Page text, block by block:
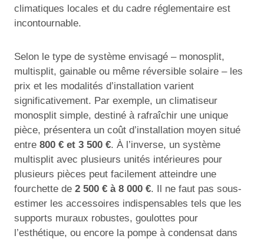
climatiques locales et du cadre réglementaire est
incontournable.
Selon le type de système envisagé – monosplit,
multisplit, gainable ou même réversible solaire – les
prix et les modalités d’installation varient
significativement. Par exemple, un climatiseur
monosplit simple, destiné à rafraîchir une unique
pièce, présentera un coût d’installation moyen situé
entre 800 € et 3 500 €. À l’inverse, un système
multisplit avec plusieurs unités intérieures pour
plusieurs pièces peut facilement atteindre une
fourchette de 2 500 € à 8 000 €. Il ne faut pas sous-
estimer les accessoires indispensables tels que les
supports muraux robustes, goulottes pour
l’esthétique, ou encore la pompe à condensat dans